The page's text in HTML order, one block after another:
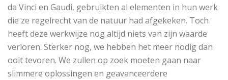
da Vinci en Gaudi, gebruikten al elementen in hun werk
die ze regelrecht van de natuur had afgekeken. Toch
heeft deze werkwijze nog altijd niets van zijn waarde
verloren. Sterker nog, we hebben het meer nodig dan
ooit tevoren. We zullen op zoek moeten gaan naar
slimmere oplossingen en geavanceerdere